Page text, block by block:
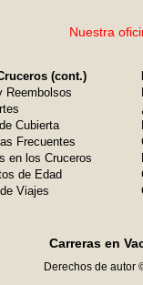
Nuestra
(cont.)
Reembolsos
Cubierta
Frecuentes
en los Cruceros
de Edad
Viajes
Carreras en
Derechos de autor